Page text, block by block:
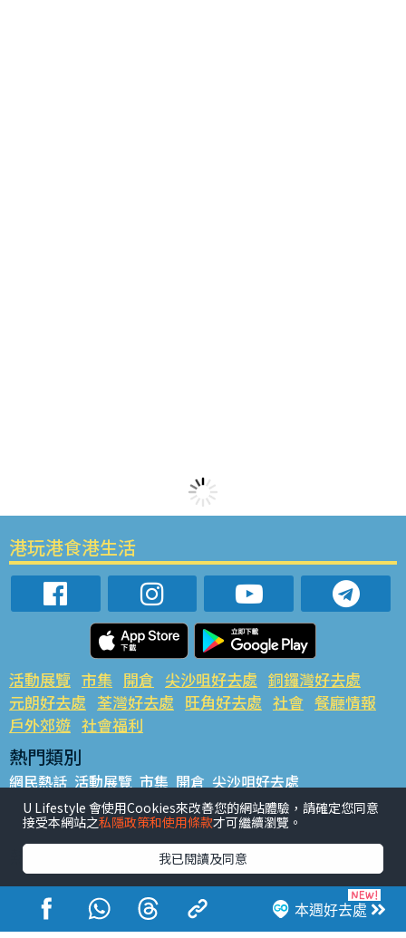
本週好去處
港玩港食港生活
活動展覽 市集 開倉 尖沙咀好去處 銅鑼灣好去處
元朗好去處 荃灣好去處 旺角好去處 社會 餐廳情報
戶外郊遊 社會福利
熱門類別
網民熱話 活動展覽 市集 開倉 尖沙咀好去處
銅鑼灣好去處 元朗好去處 荃灣好去處 旺角好去處 社會
餐廳情報 戶外郊遊
熱門標籤
#UGO搵好去處 #人氣活動推介 #美食社群熱話
#親子玩樂好去處
#ULifestyle應用程式
#限時搶
#UJetso禮物放送
#ULifestyle商戶中心 #著數 #網絡熱話
U Lifestyle 會使用Cookies來改善您的網站體驗，請確定您同意
接受本網站之私隱政策和使用條款才可繼續瀏覽。
我已閱讀及同意